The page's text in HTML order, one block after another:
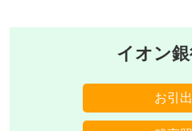
イオン
お引